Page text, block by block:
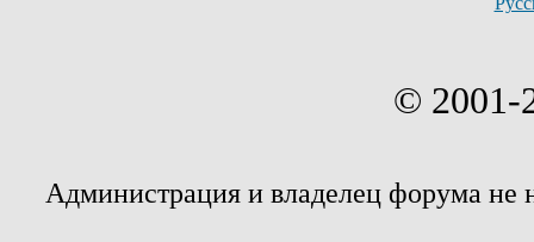
© 2001-
Администрация и владелец форума не